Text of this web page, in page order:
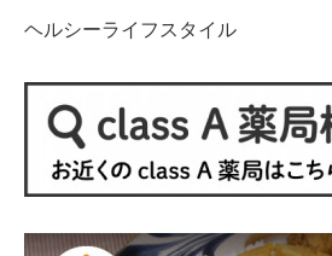
ヘルシーライフスタイル